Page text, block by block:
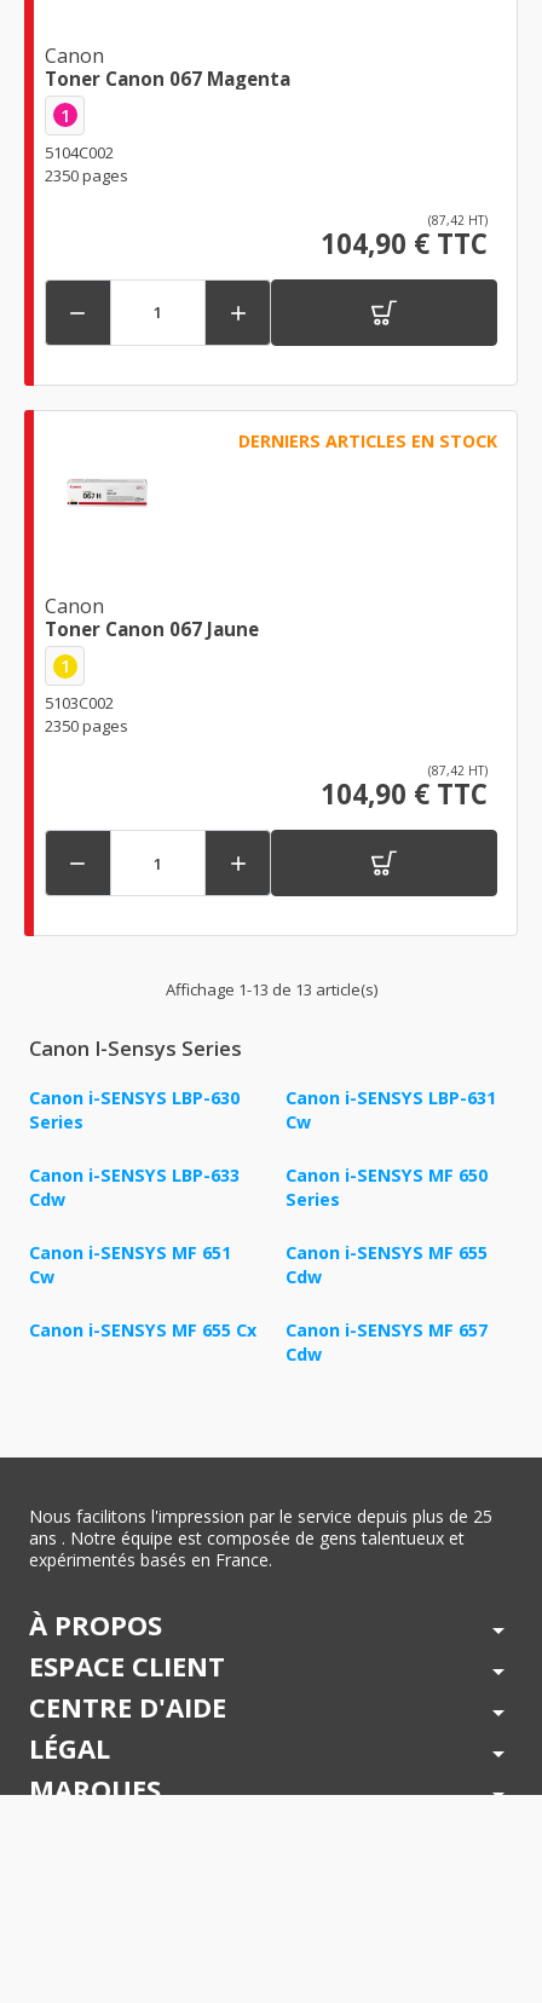
Canon
Toner Canon 067 Magenta
1
5104C002
2350 pages
(87,42 HT)
104,90 € TTC
 
DERNIERS ARTICLES EN STOCK
Canon
Toner Canon 067 Jaune
1
5103C002
2350 pages
(87,42 HT)
104,90 € TTC
 
Affichage 1-13 de 13 article(s)
Canon I-Sensys Series
Canon i-SENSYS LBP-630
Series
Canon i-SENSYS LBP-631
Cw
Canon i-SENSYS LBP-633
Cdw
Canon i-SENSYS MF 650
Series
Canon i-SENSYS MF 651
Cw
Canon i-SENSYS MF 655
Cdw
Canon i-SENSYS MF 655 Cx
Canon i-SENSYS MF 657
Cdw
Nous facilitons l'impression par le service depuis plus de 25
ans . Notre équipe est composée de gens talentueux et
expérimentés basés en France.
À PROPOS arrow_drop_down
ESPACE CLIENT arrow_drop_down
CENTRE D'AIDE arrow_drop_down
LÉGAL arrow_drop_down
MARQUES arrow_drop_down